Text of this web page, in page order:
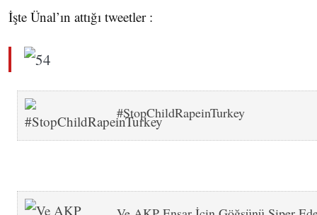
İşte Ünal’ın attığı tweetler :
#StopChildRapeinTurkey